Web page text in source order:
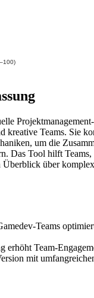
kreative Teams. Sie
um die
Das Tool hilft
Überblick über
Teams
erhöht Team-
mit